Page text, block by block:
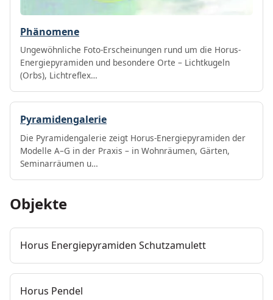
Phänomene
Ungewöhnliche Foto-Erscheinungen rund um die Horus-
Energiepyramiden und besondere Orte – Lichtkugeln
(Orbs), Lichtreflex…
Pyramidengalerie
Die Pyramidengalerie zeigt Horus-Energiepyramiden der
Modelle A–G in der Praxis – in Wohnräumen, Gärten,
Seminarräumen u…
Objekte
Horus Energiepyramiden Schutzamulett
Horus Pendel